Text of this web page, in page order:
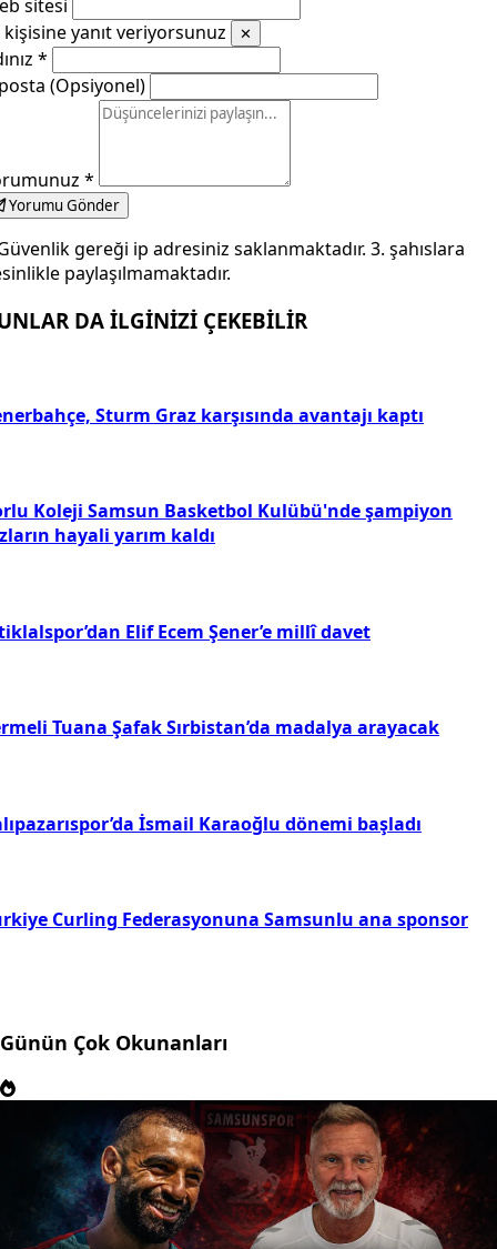
sitesi
kişisine yanıt veriyorsunuz
✕
*
(Opsiyonel)
*
Yorumu Gönder
gereği ip adresiniz saklanmaktadır. 3. şahıslara
paylaşılmamaktadır.
DA İLGİNİZİ ÇEKEBİLİR
Sturm Graz karşısında avantajı kaptı
Koleji Samsun Basketbol Kulübü'nde şampiyon
hayali yarım kaldı
Elif Ecem Şener’e millî davet
Tuana Şafak Sırbistan’da madalya arayacak
İsmail Karaoğlu dönemi başladı
Curling Federasyonuna Samsunlu ana sponsor
Günün Çok Okunanları